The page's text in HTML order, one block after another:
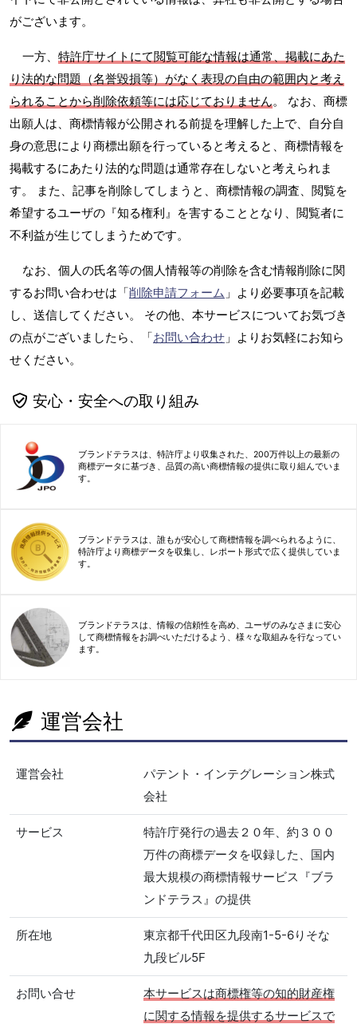
がございます。
一方、 特許庁サイトにて閲覧可能な情報は通常、掲載にあた
り法的な問題（名誉毀損等）がなく表現の自由の範囲内と考え
られることから削除依頼等には応じておりません。 なお、商標
出願人は、商標情報が公開される前提を理解した上で、自分自
身の意思により商標出願を行っていると考えると、商標情報を
掲載するにあたり法的な問題は通常存在しないと考えられま
す。 また、記事を削除してしまうと、商標情報の調査、閲覧を
希望するユーザの『知る権利』を害することとなり、閲覧者に
不利益が生じてしまうためです。
なお、個人の氏名等の個人情報等の削除を含む情報削除に関
するお問い合わせは「削除申請フォーム 」より必要事項を記載
し、送信してください。 その他、本サービスについてお気づき
の点がございましたら、「お問い合わせ 」よりお気軽にお知ら
せください。
安心・安全への取り組み
ブランドテラスは、特許庁より収集された、200万件以上の最新の
商標データに基づき、品質の高い商標情報の提供に取り組んでいま
す。
ブランドテラスは、誰もが安心して商標情報を調べられるように、
特許庁より商標データを収集し、レポート形式で広く提供していま
す。
ブランドテラスは、情報の信頼性を高め、ユーザのみなさまに安心
して商標情報をお調べいただけるよう、様々な取組みを行なってい
ます。
運営会社
運営会社
パテント・インテグレーション株式
会社
サービス
特許庁発行の過去２０年、約３００
万件の商標データを収録した、国内
最大規模の商標情報サービス『ブラ
ンドテラス』の提供
所在地
東京都千代田区九段南1-5-6りそな
九段ビル5F
お問い合せ
本サービスは商標権等の知的財産権
に関する情報を提供するサービスで